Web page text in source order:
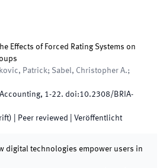
Effects of Forced Rating Systems on
Patrick; Sabel, Christopher A.;
, 1-22. doi:10.2308/BRIA-
| Peer reviewed Veröffentlicht
digital technologies empower users in